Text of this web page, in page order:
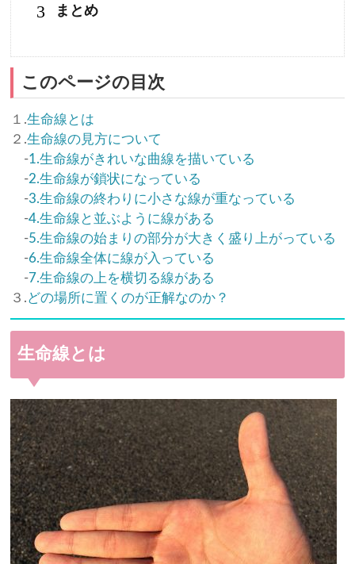
3 まとめ
このページの目次
１.生命線とは
２.生命線の見方について
-1.生命線がきれいな曲線を描いている
-2.生命線が鎖状になっている
-3.生命線の終わりに小さな線が重なっている
-4.生命線と並ぶように線がある
-5.生命線の始まりの部分が大きく盛り上がっている
-6.生命線全体に線が入っている
-7.生命線の上を横切る線がある
３.どの場所に置くのが正解なのか？
生命線とは